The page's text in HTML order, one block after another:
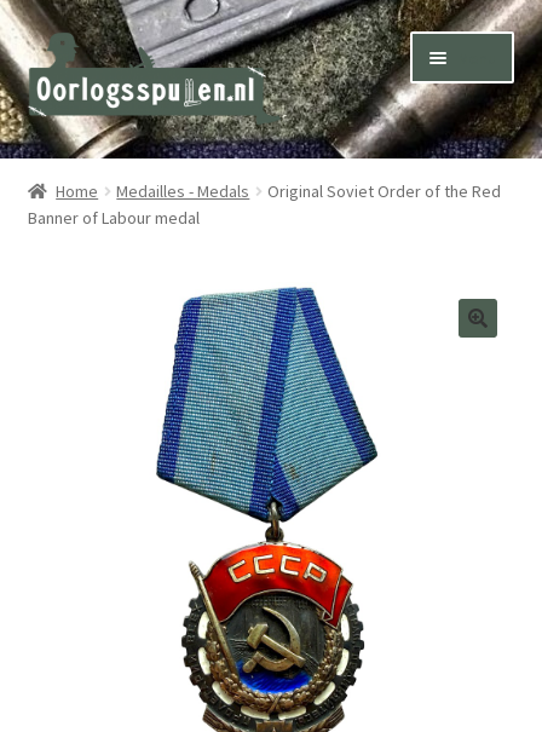
Skip
to
navigation
Skip
to
content
Winkel – Shop
Over ons – About us
Terms & Conditions – Shipping & Delivery
Home Medailles - Medals
Original Soviet Order of the Red
Banner of Labour medal